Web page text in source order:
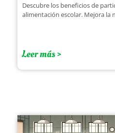
Descubre los beneficios de
alimentación escolar. Mejora la
Leer más >